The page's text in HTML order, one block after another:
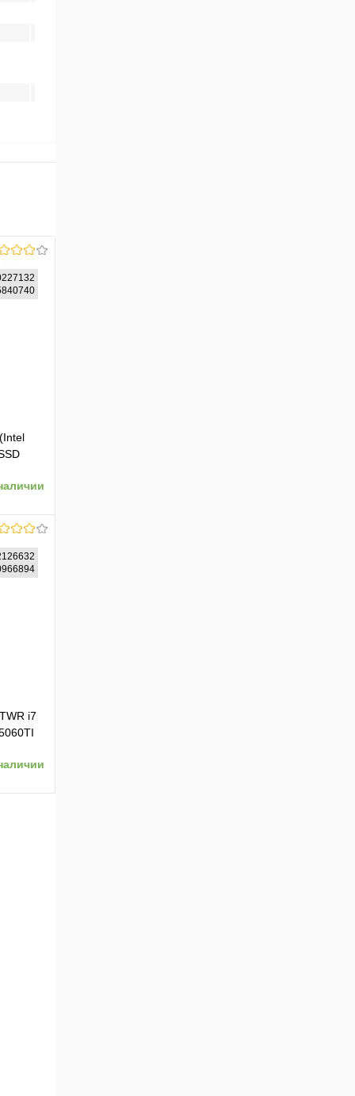
i7